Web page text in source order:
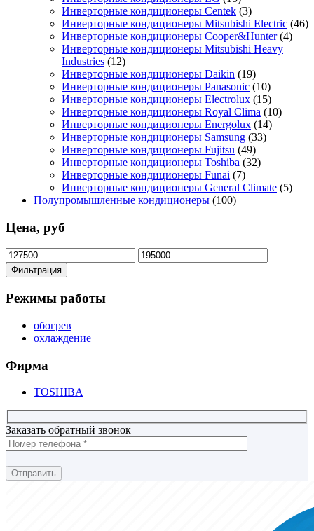
Инверторные кондиционеры Centek (3)
Инверторные кондиционеры Mitsubishi Electric (46)
Инверторные кондиционеры Cooper&Hunter (4)
Инверторные кондиционеры Mitsubishi Heavy
Industries (12)
Инверторные кондиционеры Daikin (19)
Инверторные кондиционеры Panasonic (10)
Инверторные кондиционеры Electrolux (15)
Инверторные кондиционеры Royal Clima (10)
Инверторные кондиционеры Energolux (14)
Инверторные кондиционеры Samsung (33)
Инверторные кондиционеры Fujitsu (49)
Инверторные кондиционеры Toshiba (32)
Инверторные кондиционеры Funai (7)
Инверторные кондиционеры General Climate (5)
Полупромышленные кондиционеры (100)
Цена, руб
Минимальная
цена
Максимальная
цена
Фильтрация
Режимы работы
обогрев
охлаждение
Фирма
TOSHIBA
Заказать обратный звонок